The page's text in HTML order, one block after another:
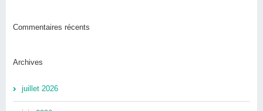
Commentaires récents
Archives
juillet 2026